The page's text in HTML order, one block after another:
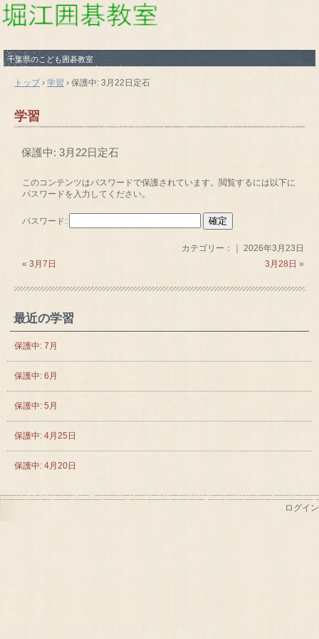
千葉県のこども囲碁教室
トップ› 学習 › 保護中: 3月22日定石
学習
保護中: 3月22日定石
このコンテンツはパスワードで保護されています。閲覧するには以下に
パスワードを入力してください。
パスワード:
カテゴリー：｜ 2026年3月23日
«3月7日 3月28日 »
最近の学習
保護中: 7月
保護中: 6月
保護中: 5月
保護中: 4月25日
保護中: 4月20日
ログイン